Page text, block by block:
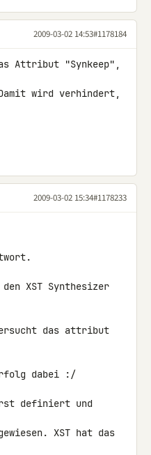
2009-03-02 14:53#1178184
Attribut "Synkeep",
wird verhindert,
2009-03-02 15:34#1178233
XST Synthesizer
das attribut
dabei :/
definiert und
XST hat das